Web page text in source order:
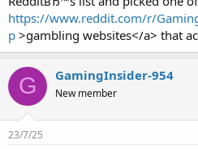
https://www.reddit.com/r/
p >gambling websites</a> that
G GamingInsider-954
New member
23/7/25